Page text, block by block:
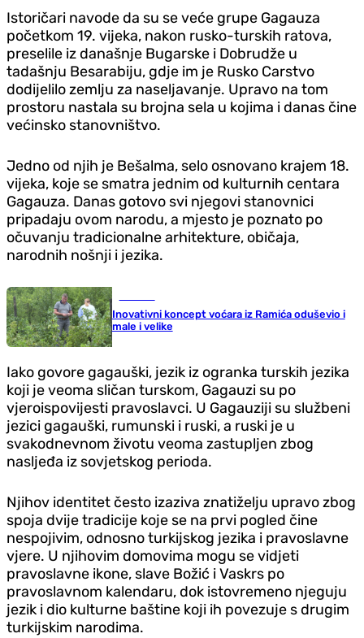
Istoričari navode da su se veće grupe Gagauza
početkom 19. vijeka, nakon rusko-turskih ratova,
preselile iz današnje Bugarske i Dobrudže u
tadašnju Besarabiju, gdje im je Rusko Carstvo
dodijelilo zemlju za naseljavanje. Upravo na tom
prostoru nastala su brojna sela u kojima i danas čine
većinsko stanovništvo.
Jedno od njih je Bešalma, selo osnovano krajem 18.
vijeka, koje se smatra jednim od kulturnih centara
Gagauza. Danas gotovo svi njegovi stanovnici
pripadaju ovom narodu, a mjesto je poznato po
očuvanju tradicionalne arhitekture, običaja,
narodnih nošnji i jezika.
Inovativni koncept voćara iz Ramića oduševio i
male i velike
Iako govore gagauški, jezik iz ogranka turskih jezika
koji je veoma sličan turskom, Gagauzi su po
vjeroispovijesti pravoslavci. U Gagauziji su službeni
jezici gagauški, rumunski i ruski, a ruski je u
svakodnevnom životu veoma zastupljen zbog
nasljeđa iz sovjetskog perioda.
Njihov identitet često izaziva znatiželju upravo zbog
spoja dvije tradicije koje se na prvi pogled čine
nespojivim, odnosno turkijskog jezika i pravoslavne
vjere. U njihovim domovima mogu se vidjeti
pravoslavne ikone, slave Božić i Vaskrs po
pravoslavnom kalendaru, dok istovremeno njeguju
jezik i dio kulturne baštine koji ih povezuje s drugim
turkijskim narodima.